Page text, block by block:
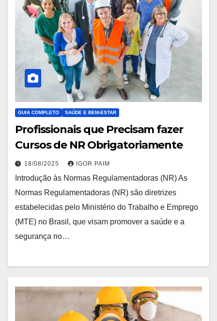
GUIA COMPLETO SAÚDE E BEM-ESTAR
Profissionais que Precisam fazer
Cursos de NR Obrigatoriamente
18/08/2025 IGOR PAIM
Introdução às Normas Regulamentadoras (NR) As
Normas Regulamentadoras (NR) são diretrizes
estabelecidas pelo Ministério do Trabalho e Emprego
(MTE) no Brasil, que visam promover a saúde e a
segurança no…